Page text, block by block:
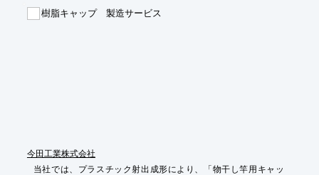
２．設備
３．加工事例
樹脂キャップ 製造サービス
今田工業株式会社
当社では、プラスチック射出成形により、「物干し竿用キャッ